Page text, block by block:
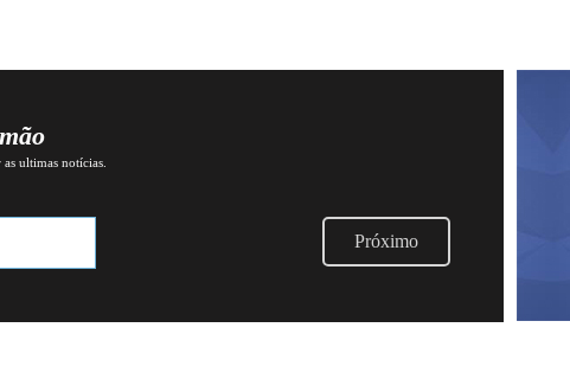
ultimas notícias.
Próximo